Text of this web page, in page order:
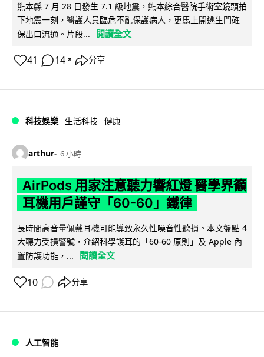
熊本縣 7 月 28 日發生 7.1 級地震，熊本綜合醫院手術室鏡頭拍
下地震一刻，醫護人員臨危不亂保護病人，更馬上開逃生門確
保出口流通。片段...
閱讀全文
41 14 ↗ 分享
科技娛樂 生活科技 健康
arthur 6 小時
AirPods 用家注意聽力響紅燈 醫學界籲
耳機用戶謹守「60-60」鐵律
長時間高音量佩戴耳機可能導致永久性噪音性聽損。本文盤點 4
大聽力受損警號，介紹科學護耳的「60-60 原則」及 Apple 內
置防護功能，...
閱讀全文
10 分享
人工智能